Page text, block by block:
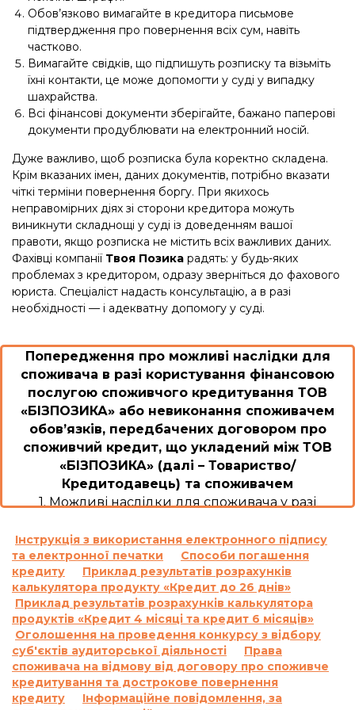
Обов’язково вимагайте в кредитора письмове
підтвердження про повернення всіх сум, навіть
частково.
Вимагайте свідків, що підпишуть розписку та візьміть
їхні контакти, це може допомогти у суді у випадку
шахрайства.
Всі фінансові документи зберігайте, бажано паперові
документи продублювати на електронний носій.
Дуже важливо, щоб розписка була коректно складена.
Крім вказаних імен, даних документів, потрібно вказати
чіткі терміни повернення боргу. При якихось
неправомірних діях зі сторони кредитора можуть
виникнути складнощі у суді із доведенням вашої
правоти, якщо розписка не містить всіх важливих даних.
Фахівці компанії Твоя Позика радять: у будь-яких
проблемах з кредитором, одразу зверніться до фахового
юриста. Спеціаліст надасть консультацію, а в разі
необхідності — і адекватну допомогу у суді.
Попередження про можливі наслідки для
споживача в разі користування фінансовою
послугою споживчого кредитування ТОВ
«БІЗПОЗИКА» або невиконання споживачем
обов’язків, передбачених договором про
споживчий кредит, що укладений між ТОВ
«БІЗПОЗИКА» (далі – Товариство/
Кредитодавець) та споживачем
1. Можливі наслідки для споживача у разі
невиконання ним обов’язків згідно з договором
про споживчий кредит, уключаючи
прострочення виконання зобов’язань зі сплати
платежів, а також розмір неустойки, процентної
ставки, інших платежів, які застосовуються чи
стягуються у разі невиконання зобов’язання за
договором про споживчий кредит:
1.1.Відповідальність за прострочення
виконання та/або невиконання умов
договору:
Інструкція з використання електронного підпису
та електронної печатки
Способи погашення
кредиту
Приклад результатів розрахунків
калькулятора продукту «Кредит до 26 днів»
Приклад результатів розрахунків калькулятора
продуктів «Кредит 4 місяці та кредит 6 місяців»
Оголошення на проведення конкурсу з відбору
суб'єктів аудиторської діяльності
Права
споживача на відмову від договору про споживче
кредитування та дострокове повернення
кредиту
Інформаційне повідомлення, за